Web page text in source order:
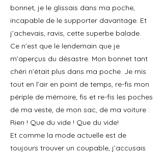
bonnet, je le glissais dans ma poche,
incapable de le supporter davantage. Et
j’achevais, ravis, cette superbe balade.
Ce n’est que le lendemain que je
m’aperçus du désastre. Mon bonnet tant
chéri n’était plus dans ma poche. Je mis
tout en l’air en point de temps, re-fis mon
périple de mémoire, fis et re-fis les poches
de ma veste, de mon sac, de ma voiture :
Rien ! Que du vide ! Que du vide!
Et comme la mode actuelle est de
toujours trouver un coupable, j’accusais